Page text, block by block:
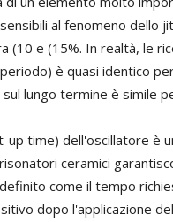
al fenomeno dello
(10 e (15%. In realtà, le
è quasi identico
lungo termine è simile
time) dell'oscillatore è
ceramici
come il tempo
dopo l'applicazione